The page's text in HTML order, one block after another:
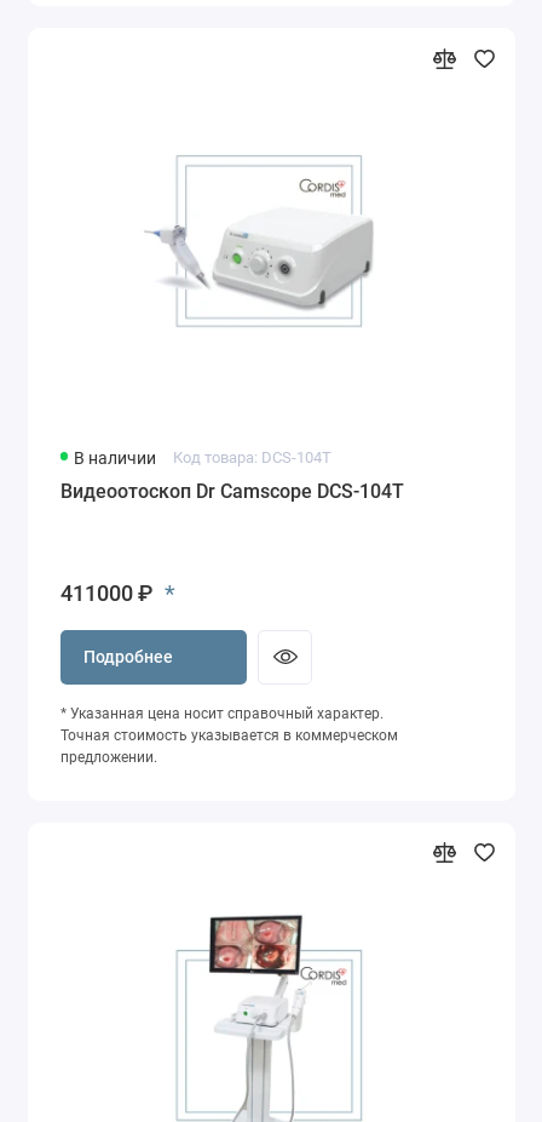
В наличии Код товара: DCS-104T
Видеоотоскоп Dr Camscope DCS-104T
411000 ₽ *
Подробнее
* Указанная цена носит справочный характер.
Точная стоимость указывается в коммерческом
предложении.